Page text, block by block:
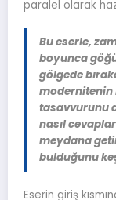
paralel olarak
Bu eserle,
boyunca
gölgede
modernitenin
tasavvurunu
nasıl
meydana
bulduğunu
Eserin giriş